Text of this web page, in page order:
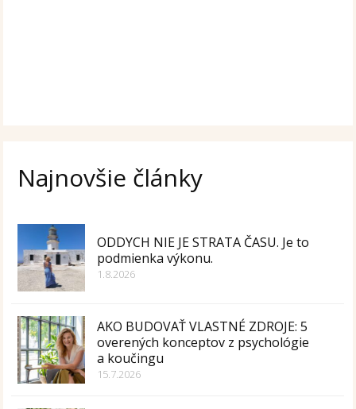
Najnovšie články
ODDYCH NIE JE STRATA ČASU. Je to
podmienka výkonu.
1.8.2026
AKO BUDOVAŤ VLASTNÉ ZDROJE: 5
overených konceptov z psychológie
a koučingu
15.7.2026